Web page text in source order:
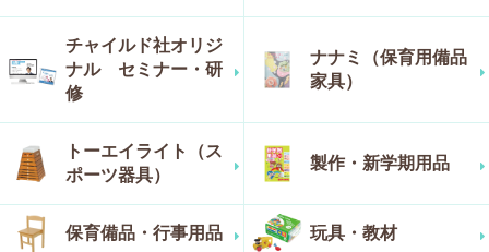
チャイルド社オリジ
ナル セミナー・研
修
ナナミ（保育用備品
家具）
トーエイライト（ス
ポーツ器具）
製作・新学期用品
保育備品・行事用品 玩具・教材